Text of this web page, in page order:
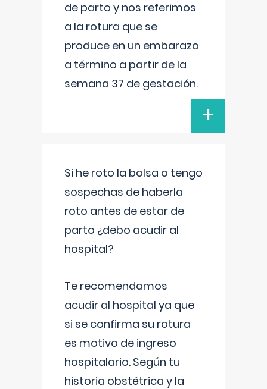
de parto y nos referimos
a la rotura que se
produce en un embarazo
a término a partir de la
semana 37 de gestación.
+
Si he roto la bolsa o tengo
sospechas de haberla
roto antes de estar de
parto ¿debo acudir al
hospital?
Te recomendamos
acudir al hospital ya que
si se confirma su rotura
es motivo de ingreso
hospitalario. Según tu
historia obstétrica y la